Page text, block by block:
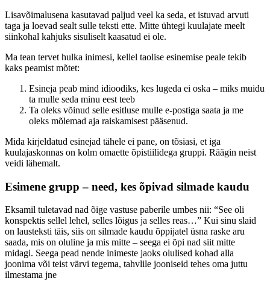
Lisavõimalusena kasutavad paljud veel ka seda, et istuvad arvuti
taga ja loevad sealt sulle teksti ette. Mitte ühtegi kuulajate meelt
siinkohal kahjuks sisuliselt kaasatud ei ole.
Ma tean tervet hulka inimesi, kellel taolise esinemise peale tekib
kaks peamist mõtet:
Esineja peab mind idioodiks, kes lugeda ei oska – miks muidu
ta mulle seda minu eest teeb
Ta oleks võinud selle esitluse mulle e-postiga saata ja me
oleks mõlemad aja raiskamisest pääsenud.
Mida kirjeldatud esinejad tähele ei pane, on tõsiasi, et iga
kuulajaskonnas on kolm omaette õpistiilidega gruppi. Räägin neist
veidi lähemalt.
Esimene grupp – need, kes õpivad silmade kaudu
Eksamil tuletavad nad õige vastuse paberile umbes nii: “See oli
konspektis sellel lehel, selles lõigus ja selles reas…” Kui sinu slaid
on lausteksti täis, siis on silmade kaudu õppijatel üsna raske aru
saada, mis on oluline ja mis mitte – seega ei õpi nad siit mitte
midagi. Seega pead nende inimeste jaoks olulised kohad alla
joonima või teist värvi tegema, tahvlile jooniseid tehes oma juttu
ilmestama jne